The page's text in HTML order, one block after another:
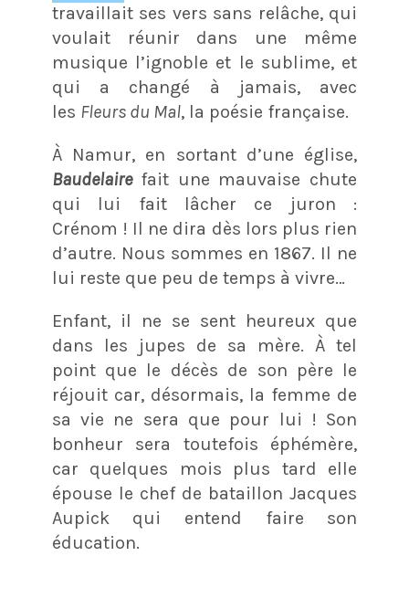
travaillait ses vers sans relâche, qui
voulait réunir dans une même
musique l’ignoble et le sublime, et
qui a changé à jamais, avec
les Fleurs du Mal, la poésie française.
À Namur, en sortant d’une église,
Baudelaire fait une mauvaise chute
qui lui fait lâcher ce juron :
Crénom ! Il ne dira dès lors plus rien
d’autre. Nous sommes en 1867. Il ne
lui reste que peu de temps à vivre…
Enfant, il ne se sent heureux que
dans les jupes de sa mère. À tel
point que le décès de son père le
réjouit car, désormais, la femme de
sa vie ne sera que pour lui ! Son
bonheur sera toutefois éphémère,
car quelques mois plus tard elle
épouse le chef de bataillon Jacques
Aupick qui entend faire son
éducation.